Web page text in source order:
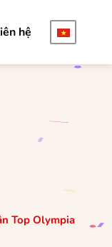
hệ
Top Olympia